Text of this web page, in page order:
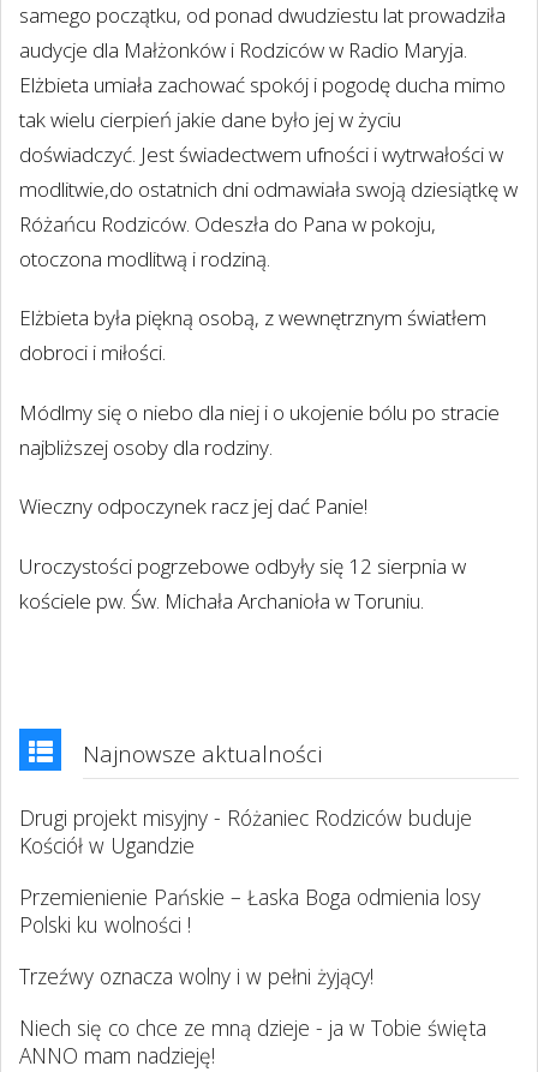
samego początku, od ponad dwudziestu lat prowadziła
audycje dla Małżonków i Rodziców w Radio Maryja.
Elżbieta umiała zachować spokój i pogodę ducha mimo
tak wielu cierpień jakie dane było jej w życiu
doświadczyć. Jest świadectwem ufności i wytrwałości w
modlitwie,do ostatnich dni odmawiała swoją dziesiątkę w
Różańcu Rodziców. Odeszła do Pana w pokoju,
otoczona modlitwą i rodziną.
Elżbieta była piękną osobą, z wewnętrznym światłem
dobroci i miłości.
Módlmy się o niebo dla niej i o ukojenie bólu po stracie
najbliższej osoby dla rodziny.
Wieczny odpoczynek racz jej dać Panie!
Uroczystości pogrzebowe odbyły się 12 sierpnia w
kościele pw. Św. Michała Archanioła w Toruniu.
Najnowsze aktualności
Drugi projekt misyjny - Różaniec Rodziców buduje
Kościół w Ugandzie
Przemienienie Pańskie – Łaska Boga odmienia losy
Polski ku wolności !
Trzeźwy oznacza wolny i w pełni żyjący!
Niech się co chce ze mną dzieje - ja w Tobie święta
ANNO mam nadzieję!